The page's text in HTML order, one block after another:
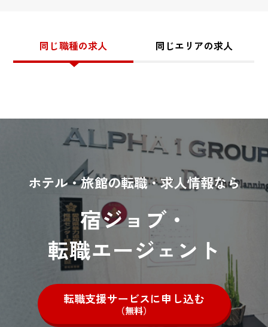
同じ職種の求人 同じエリアの求人
ホテル・旅館の転職・求人情報なら
宿ジョブ・
転職エージェント
転職支援サービスに申し込む
（無料）